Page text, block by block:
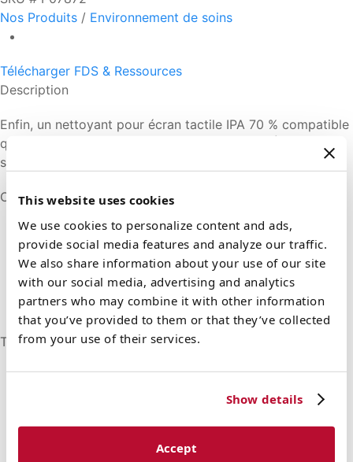
This website uses cookies
We use cookies to personalize content and ads,
provide social media features and analyze our traffic.
We also share information about your use of our site
with our social media, advertising and analytics
partners who may combine it with other information
that you’ve provided to them or that they’ve collected
from your use of their services.
Show details
Accept
Nos Produits / Environnement de soins
Télécharger FDS & Ressources
Description
Enfin, un nettoyant pour écran tactile IPA 70 % compatible
qui fonctionne à la vitesse de la technologie. Élimine la
saleté et la saleté des surfaces de l’écran tactile.
Compatible avec :
Équipement à écran tactile couramment utilisé dans
les soins de santé
Équipement nécessitant une formulation IPA 70 %
Séchage rapide, anti-trace, anti-buée et aucune
peluche
Tailles & Formats